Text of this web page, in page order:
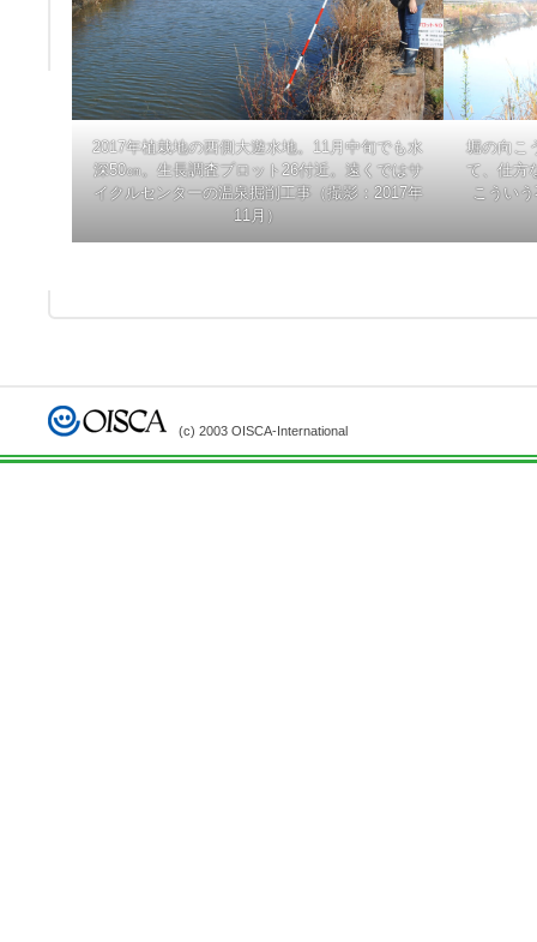
2017年植栽地の西側大遊水地。11月中旬でも水
深50㎝。生長調査プロット26付近。遠くではサ
イクルセンターの温泉掘削工事（撮影：2017年
11月）
堀の向こ
て、仕方
こうい
(c) 2003 OISCA-International